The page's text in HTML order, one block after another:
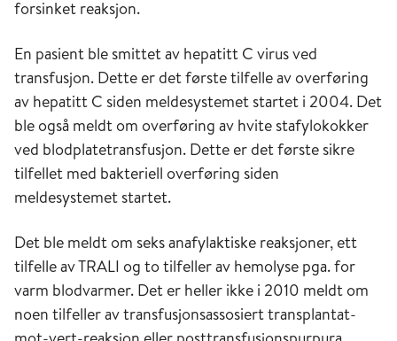
forsinket reaksjon.
En pasient ble smittet av hepatitt C virus ved
transfusjon. Dette er det første tilfelle av overføring
av hepatitt C siden meldesystemet startet i 2004. Det
ble også meldt om overføring av hvite stafylokokker
ved blodplatetransfusjon. Dette er det første sikre
tilfellet med bakteriell overføring siden
meldesystemet startet.
Det ble meldt om seks anafylaktiske reaksjoner, ett
tilfelle av TRALI og to tilfeller av hemolyse pga. for
varm blodvarmer. Det er heller ikke i 2010 meldt om
noen tilfeller av transfusjonsassosiert transplantat-